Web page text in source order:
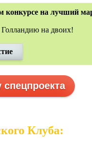
конкурсе на лучший
на двоих!
спецпроекта
Клуба: